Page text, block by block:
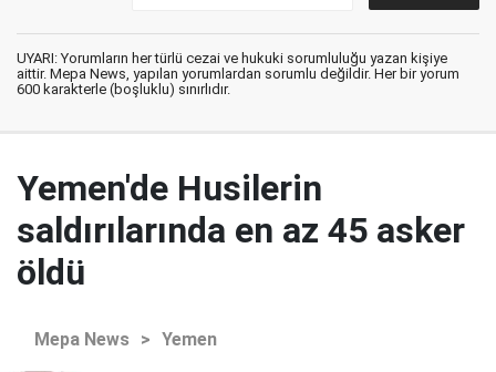
UYARI: Yorumların her türlü cezai ve hukuki sorumluluğu yazan kişiye
aittir. Mepa News, yapılan yorumlardan sorumlu değildir. Her bir yorum
600 karakterle (boşluklu) sınırlıdır.
Yemen'de Husilerin
saldırılarında en az 45 asker
öldü
Mepa News > Yemen